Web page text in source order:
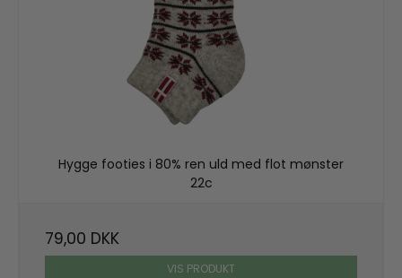
Hygge footies i 80% ren uld med flot mønster
22c
79,00 DKK
VIS PRODUKT